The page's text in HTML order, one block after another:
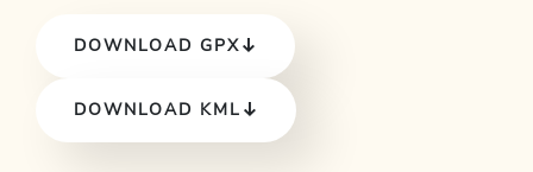
DOWNLOAD GPX
DOWNLOAD KML